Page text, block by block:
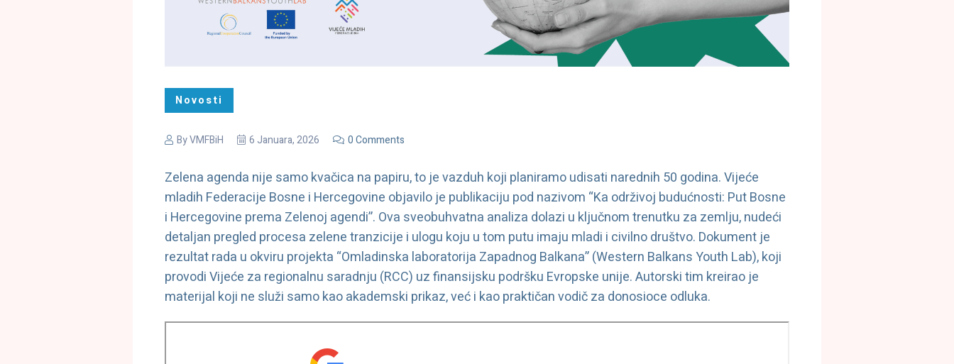
Novosti
ByVMFBiH 6 Januara, 2026 0 Comments
Zelena agenda nije samo kvačica na papiru, to je vazduh koji planiramo udisati narednih 50 godina. Vijeće
mladih Federacije Bosne i Hercegovine objavilo je publikaciju pod nazivom “Ka održivoj budućnosti: Put Bosne
i Hercegovine prema Zelenoj agendi”. Ova sveobuhvatna analiza dolazi u ključnom trenutku za zemlju, nudeći
detaljan pregled procesa zelene tranzicije i ulogu koju u tom putu imaju mladi i civilno društvo. Dokument je
rezultat rada u okviru projekta “Omladinska laboratorija Zapadnog Balkana” (Western Balkans Youth Lab), koji
provodi Vijeće za regionalnu saradnju (RCC) uz finansijsku podršku Evropske unije. Autorski tim kreirao je
materijal koji ne služi samo kao akademski prikaz, već i kao praktičan vodič za donosioce odluka.